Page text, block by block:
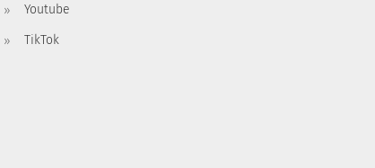
Youtube
TikTok